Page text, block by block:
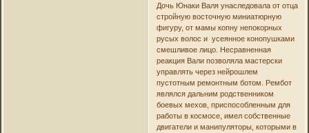
Дочь Юнаки Валя унаследовала от отца
стройную восточную миниатюрную
фигуру, от мамы копну непокорных
русых волос и усеянное конопушками
смешливое лицо. Несравненная
реакция Вали позволяла мастерски
управлять через нейрошлем
пустотным ремонтным ботом. Рембот
являлся дальним родственником
боевых мехов, приспособленным для
работы в космосе, имел собственные
двигатели и манипуляторы, которыми в